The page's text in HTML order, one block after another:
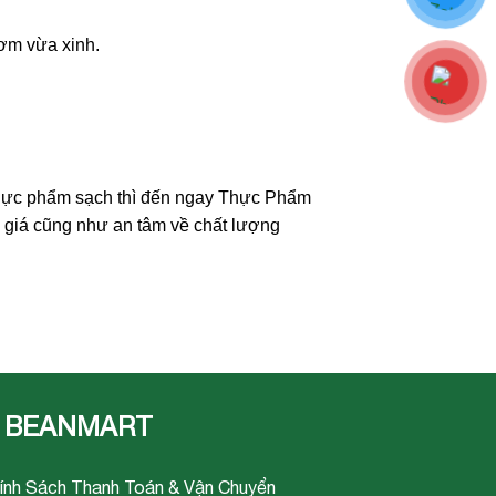
vừa xinh.
phẩm sạch thì đến ngay Thực Phẩm
cũng như an tâm về chất lượng
Sách Thanh Toán & Vận Chuyển